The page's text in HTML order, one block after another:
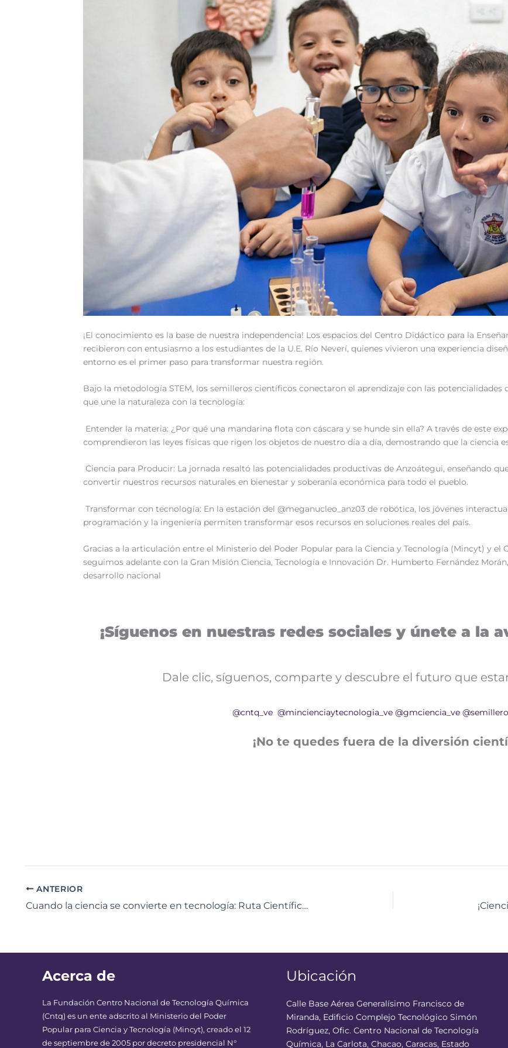
‎¡El conocimiento es la base de nuestra independencia! Los espacios del Centro Didáctico para la
recibieron con entusiasmo a los estudiantes de la U.E. Río Neverí, quienes vivieron una experiencia
entorno es el primer paso para transformar nuestra región. ‎
‎Bajo la metodología STEM, los semilleros científicos conectaron el aprendizaje con las
que une la naturaleza con la tecnología:
Entender la materia: ¿Por qué una mandarina flota con cáscara y se hunde sin ella? A través de este
comprendieron las leyes físicas que rigen los objetos de nuestro día a día, demostrando que la ciencia
Ciencia para Producir: La jornada resaltó las potencialidades productivas de Anzoátegui, enseñando
convertir nuestros recursos naturales en bienestar y soberanía económica para todo el pueblo.
Transformar con tecnología: En la estación del @meganucleo_anz03 de robótica, los jóvenes
programación y la ingeniería permiten transformar esos recursos en soluciones reales del país.
‎Gracias a la articulación entre el Ministerio del Poder Popular para la Ciencia y Tecnología (Mincyt) y el
seguimos adelante con la Gran Misión Ciencia, Tecnología e Innovación Dr. Humberto Fernández
desarrollo nacional
¡Síguenos en nuestras redes sociales y únete a la
Dale clic, síguenos, comparte y descubre el futuro que
@cntq_ve @mincienciaytecnologia_ve @gmciencia_ve
¡No te quedes fuera de la diversión
ANTERIOR
Cuando la ciencia se convierte en tecnología: Ruta Científica destacó el valor del conocimiento
Acerca de
La Fundación Centro Nacional de Tecnología Química
(Cntq) es un ente adscrito al Ministerio del Poder
Popular para Ciencia y Tecnología (Mincyt), creado el 12
de septiembre de 2005 por decreto presidencial N°
Ubicación
Calle Base Aérea Generalísimo Francisco de
Miranda, Edificio Complejo Tecnológico Simón
Rodríguez, Ofic. Centro Nacional de Tecnología
Química, La Carlota, Chacao, Caracas, Estado